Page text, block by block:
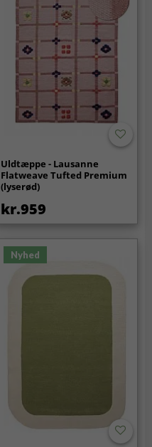
Uldtæppe - Lausanne
Flatweave Tufted Premium
(lyserød)
kr.959
Nyhed